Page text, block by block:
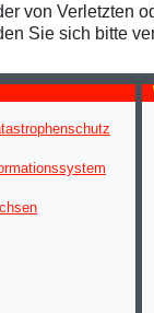
von Verletzten
Sie sich bitte